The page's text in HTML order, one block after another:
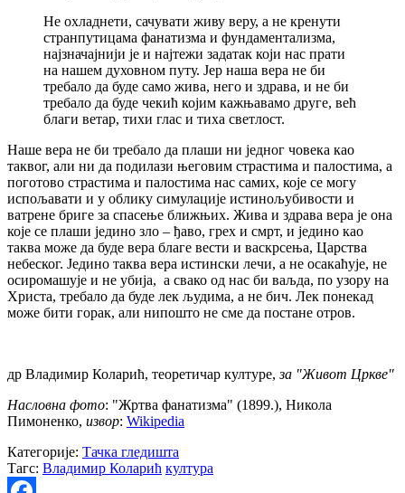
Не охладнети, сачувати живу веру, а не кренути
странпутицама фанатизма и фундаментализма,
најзначајнији је и најтежи задатак који нас прати
на нашем духовном путу. Јер наша вера не би
требало да буде само жива, него и здрава, и не би
требало да буде чекић којим кажњавамо друге, већ
благи ветар, тихи глас и тиха светлост.
Наше вера не би требало да плаши ни једног човека као
таквог, али ни да подилази његовим страстима и палостима, а
поготово страстима и палостима нас самих, које се могу
испољавати и у облику симулације истинољубивости и
ватрене бриге за спасење ближњих. Жива и здрава вера је она
које се плаши једино зло – ђаво, грех и смрт, и једино као
таква може да буде вера благе вести и васкрсења, Царства
небеског. Једино таква вера истински лечи, а не осакаћује, не
осиромашује и не убија, а свако од нас би ваљда, по узору на
Христа, требало да буде лек људима, а не бич. Лек понекад
може бити горак, али нипошто не сме да постане отров.
др Владимир Коларић, теоретичар културе,за "Живот Цркве"
Насловна фото: "Жртва фанатизма" (1899.), Никола
Пимоненко, извор: Wikipedia
Категорије: Тачка гледишта
Тагс: Владимир Коларић култура